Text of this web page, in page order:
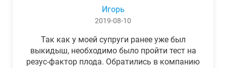
Игорь
2019-08-10
Так как у моей супруги ранее уже был
выкидыш, необходимо было пройти тест на
резус-фактор плода. Обратились в компанию